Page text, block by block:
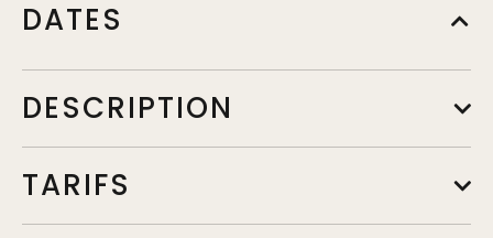
DATES
DESCRIPTION
TARIFS